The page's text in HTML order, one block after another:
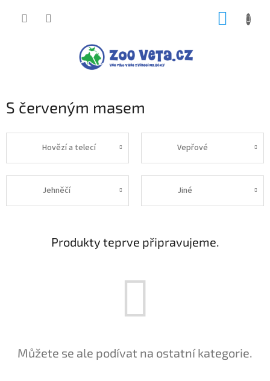
S červeným masem
Hovězí a telecí Vepřové
Jehněčí Jiné
Produkty teprve připravujeme.
Můžete se ale podívat na ostatní kategorie.